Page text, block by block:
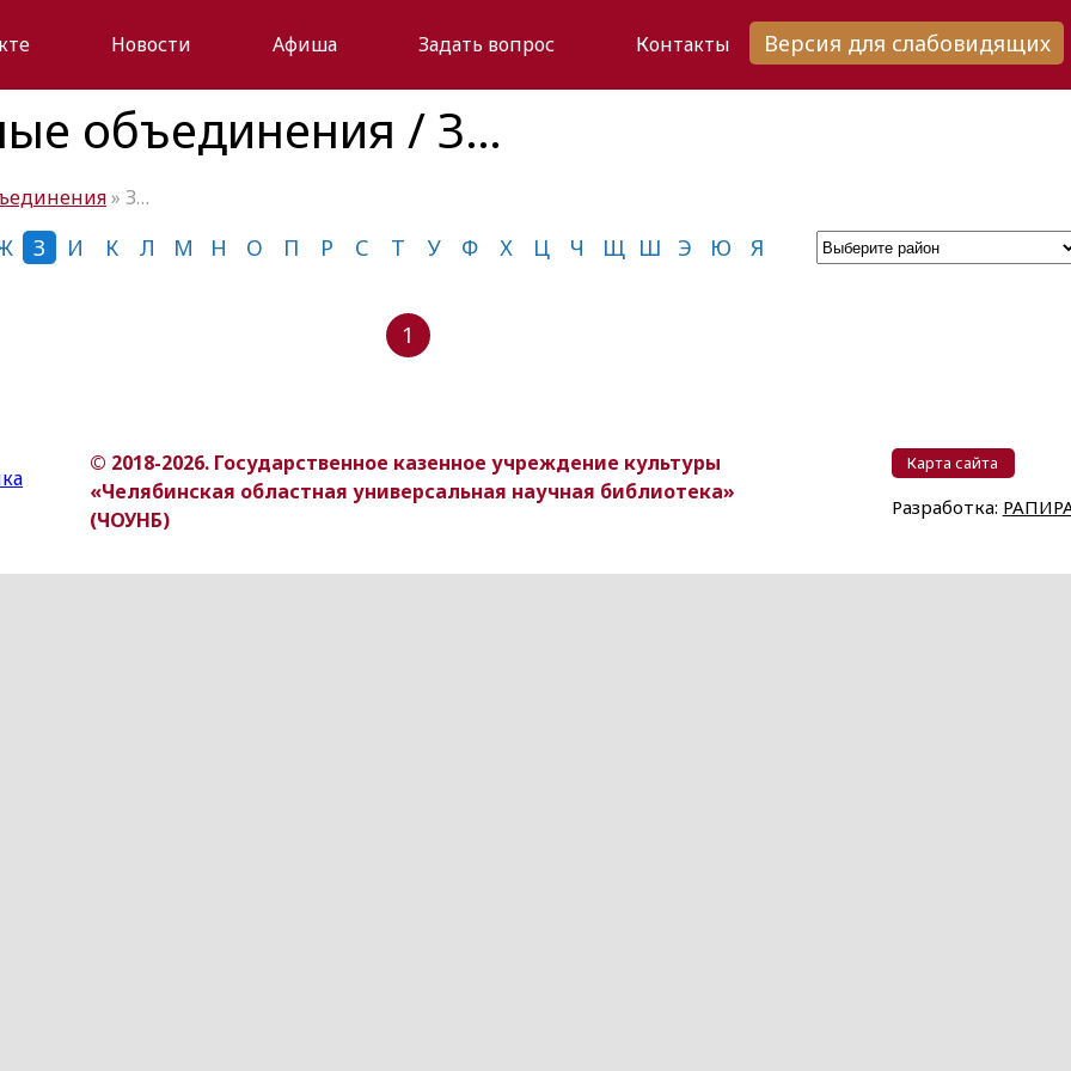
Новости Афиша Задать вопрос Контакты Версия для слабовидящих
объединения / З…
» З…
З И К Л М Н О П Р С Т У Ф Х Ц Ч Щ Ш Э Ю Я
1
Карта сайта
Разработка:
© 2018-2026. Государственное казенное учреждение культуры
«Челябинская областная универсальная научная библиотека»
(ЧОУНБ)